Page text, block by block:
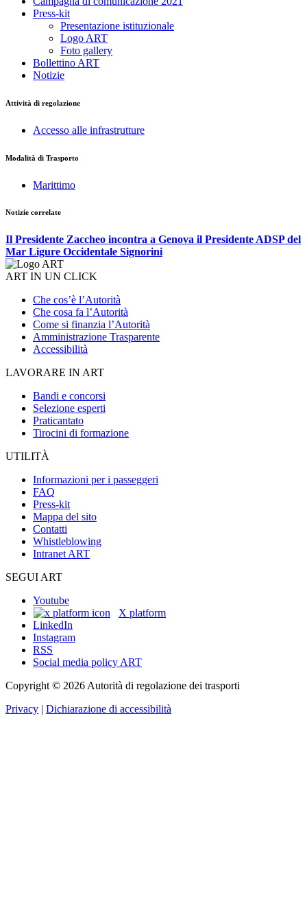
Press-kit
Presentazione istituzionale
Logo ART
Foto gallery
Bollettino ART
Notizie
Attività di regolazione
Accesso alle infrastrutture
Modalità di Trasporto
Marittimo
Notizie correlate
Il Presidente Zaccheo incontra a Genova il Presidente ADSP del
Mar Ligure Occidentale Signorini
ART IN UN CLICK
Che cos’è l’Autorità
Che cosa fa l’Autorità
Come si finanzia l’Autorità
Amministrazione Trasparente
Accessibilità
LAVORARE IN ART
Bandi e concorsi
Selezione esperti
Praticantato
Tirocini di formazione
UTILITÀ
Informazioni per i passeggeri
FAQ
Press-kit
Mappa del sito
Contatti
Whistleblowing
Intranet ART
SEGUI ART
Youtube
X platform
LinkedIn
Instagram
RSS
Social media policy ART
Copyright © 2026 Autorità di regolazione dei trasporti
Privacy | Dichiarazione di accessibilità